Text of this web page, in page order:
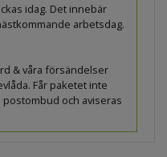
idag. Det innebär
arbetsdag.
& våra försändelser
Får paketet inte
och aviseras